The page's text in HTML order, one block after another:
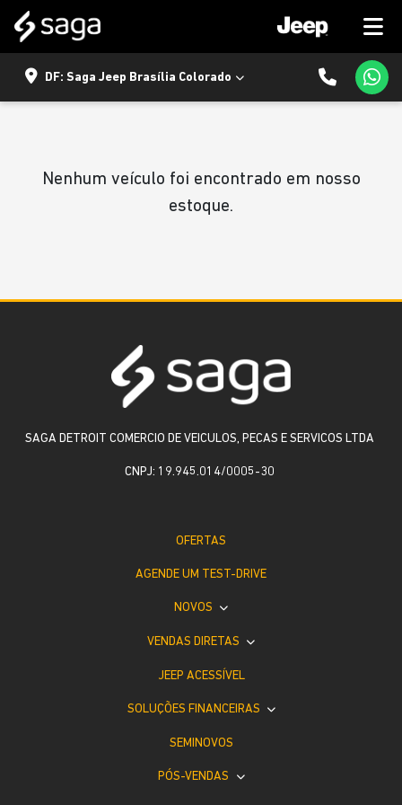
DF: Saga Jeep Brasília Colorado
Nenhum veículo foi encontrado em nosso
estoque.
SAGA DETROIT COMERCIO DE VEICULOS, PECAS E SERVICOS LTDA
CNPJ: 19.945.014/0005-30
OFERTAS
AGENDE UM TEST-DRIVE
NOVOS
VENDAS DIRETAS
JEEP ACESSÍVEL
SOLUÇÕES FINANCEIRAS
SEMINOVOS
PÓS-VENDAS